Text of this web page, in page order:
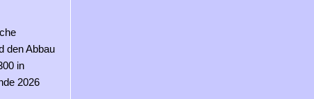
den Abbau
in
2026